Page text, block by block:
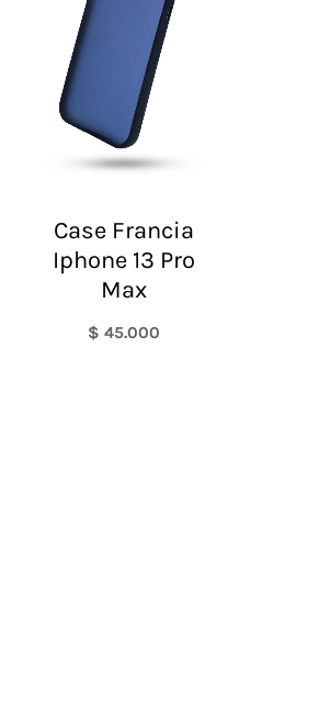
Case Francia
Iphone 13 Pro
Max
$ 45.000